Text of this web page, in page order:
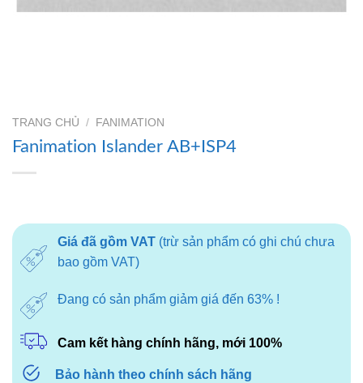
TRANG CHỦ / FANIMATION
Fanimation Islander AB+ISP4
Giá đã gồm VAT(trừ sản phẩm có ghi chú chưa
bao gồm VAT)
Đang có sản phẩm giảm giá đến 63% !
Cam kết hàng chính hãng, mới 100%
Bảo hành theo chính sách hãng